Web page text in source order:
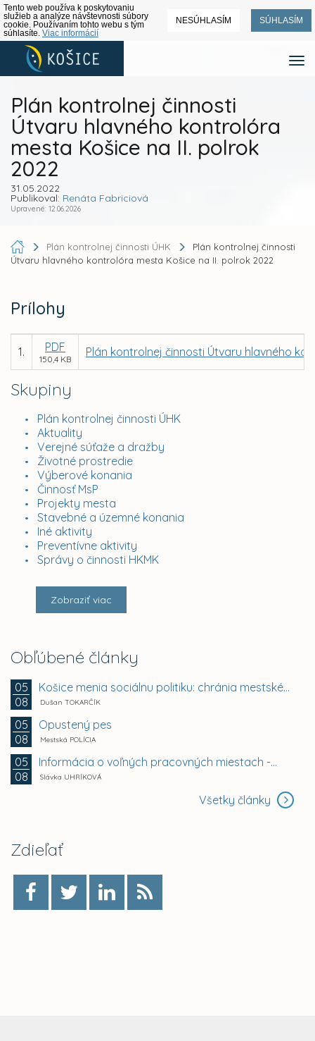
Tento web používa k poskytovaniu
služieb a analýze návštevnosti súbory
cookie. Používaním tohto webu s tým
súhlasíte. Viac informácií
NESÚHLASÍM SÚHLASÍM
Plán kontrolnej činnosti
Útvaru hlavného kontrolóra
mesta Košice na II. polrok
2022
31.05.2022
Publikoval: Renáta Fabriciová
Upravené: 12.06.2026
Skupiny
Plán kontrolnej činnosti ÚHK
Aktuality
Verejné súťaže a dražby
Životné prostredie
Výberové konania
Činnosť MsP
Projekty mesta
Stavebné a územné konania
Iné aktivity
Preventívne aktivity
Správy o činnosti HKMK
Zobraziť viac
Obľúbené články
05
08
Košice menia sociálnu politiku: chránia mestské byty...
Dušan TOKARČÍK
05
08
Opustený pes
Mestská POLÍCIA
05
08
Informácia o voľných pracovných miestach -...
Slávka UHRÍKOVÁ
Všetky články
Zdieľať
Plán kontrolnej činnosti ÚHK
Plán kontrolnej činnosti
Útvaru hlavného kontrolóra mesta Košice na II. polrok 2022
Prílohy
1. PDF
150,4 KB
Plán kontrolnej činnosti Útvaru hlavného